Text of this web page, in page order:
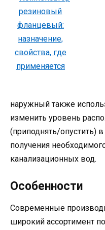
наружный также
изменить уровень
(приподнять/опустить)
получения
канализационных вод.
Особенности
Современные
широкий ассортимент